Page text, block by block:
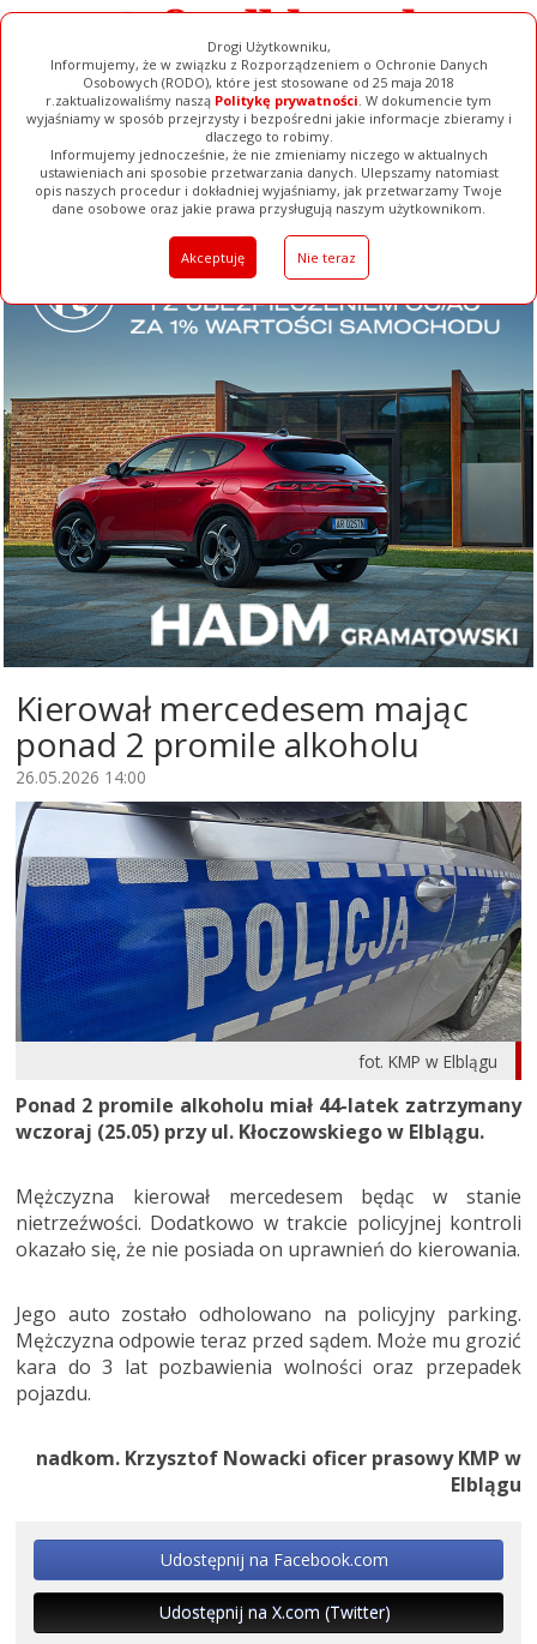
Drogi Użytkowniku,
Informujemy, że w związku z Rozporządzeniem o Ochronie Danych
Osobowych (RODO), które jest stosowane od 25 maja 2018
r.zaktualizowaliśmy naszą Politykę prywatności. W dokumencie tym
wyjaśniamy w sposób przejrzysty i bezpośredni jakie informacje zbieramy i
dlaczego to robimy.
Informujemy jednocześnie, że nie zmieniamy niczego w aktualnych
ustawieniach ani sposobie przetwarzania danych. Ulepszamy natomiast
opis naszych procedur i dokładniej wyjaśniamy, jak przetwarzamy Twoje
dane osobowe oraz jakie prawa przysługują naszym użytkownikom.
Akceptuję Nie teraz
Ogłoszenia Filmy Galerie Baza Firm Pełna Wersja
Kierował mercedesem mając
ponad 2 promile alkoholu
26.05.2026 14:00
fot. KMP w Elblągu
Ponad 2 promile alkoholu miał 44-latek zatrzymany
wczoraj (25.05) przy ul. Kłoczowskiego w Elblągu.
Mężczyzna kierował mercedesem będąc w stanie
nietrzeźwości. Dodatkowo w trakcie policyjnej kontroli
okazało się, że nie posiada on uprawnień do kierowania.
Jego auto zostało odholowano na policyjny parking.
Mężczyzna odpowie teraz przed sądem. Może mu grozić
kara do 3 lat pozbawienia wolności oraz przepadek
pojazdu.
nadkom. Krzysztof Nowacki oficer prasowy KMP w
Elblągu
Udostępnij na Facebook.com
Udostępnij na X.com (Twitter)